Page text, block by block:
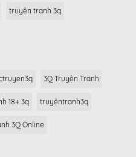
truyện tranh 3q
3Q Truyện Tranh
18+ 3q truyệntranh3q
3Q Online